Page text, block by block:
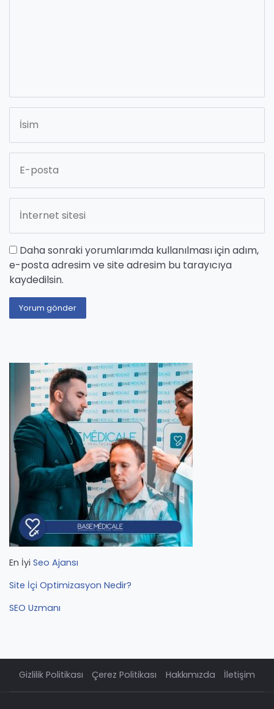
Daha sonraki yorumlarımda kullanılması için adım,
e-posta adresim ve site adresim bu tarayıcıya
kaydedilsin.
En İyi Seo Ajansı
Site İçi Optimizasyon Nedir?
SEO Uzmanı
Gizlilik Politikası Çerez Politikası Hakkımızda İletişim